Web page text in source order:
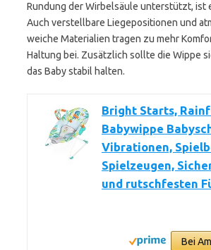
Rundung der Wirbelsäule unterstützt, ist
Auch verstellbare Liegepositionen und
weiche Materialien tragen zu mehr
Haltung bei. Zusätzlich sollte die Wippe
das Baby stabil halten.
Bright Starts,
Babywippe
Vibrationen,
Spielzeugen,
und rutschfesten
Bei